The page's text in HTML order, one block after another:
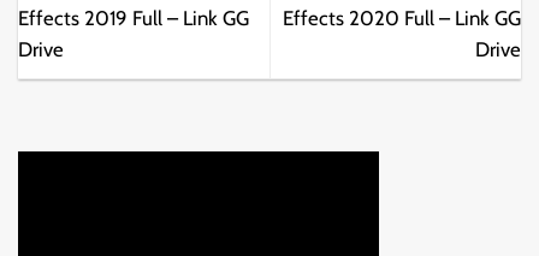
Effects 2019 Full – Link GG
Drive
Effects 2020 Full – Link GG
Drive